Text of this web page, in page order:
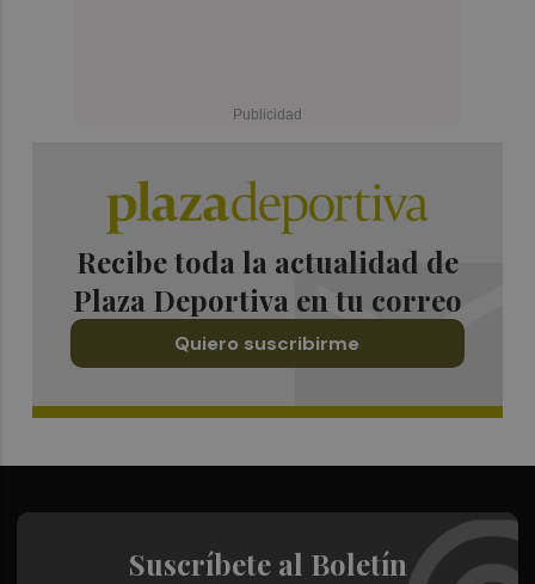
Recibe toda la actualidad de
Plaza Deportiva en tu correo
Quiero suscribirme
Suscríbete al Boletín